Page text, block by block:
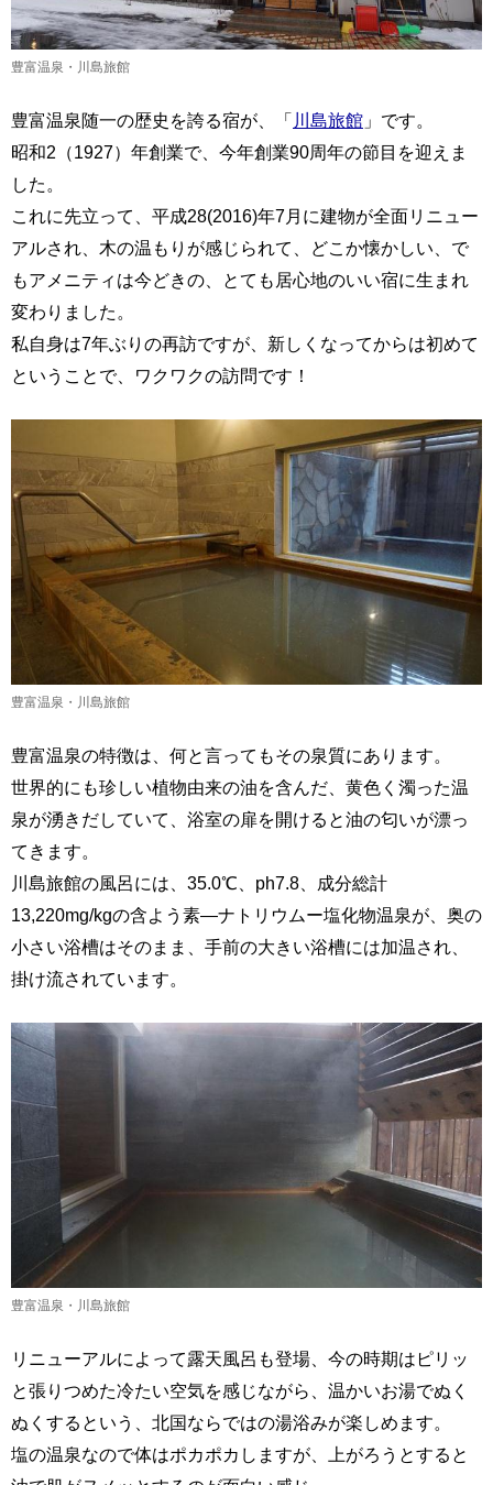
豊富温泉・川島旅館
豊富温泉随一の歴史を誇る宿が、「 川島旅館 」です。
昭和2（1927）年創業で、今年創業90周年の節目を迎えま
した。
これに先立って、平成28(2016)年7月に建物が全面リニュー
アルされ、木の温もりが感じられて、どこか懐かしい、で
もアメニティは今どきの、とても居心地のいい宿に生まれ
変わりました。
私自身は7年ぶりの再訪ですが、新しくなってからは初めて
ということで、ワクワクの訪問です！
豊富温泉・川島旅館
豊富温泉の特徴は、何と言ってもその泉質にあります。
世界的にも珍しい植物由来の油を含んだ、黄色く濁った温
泉が湧きだしていて、浴室の扉を開けると油の匂いが漂っ
てきます。
川島旅館の風呂には、35.0℃、ph7.8、成分総計
13,220mg/kgの含よう素―ナトリウムー塩化物温泉が、奥の
小さい浴槽はそのまま、手前の大きい浴槽には加温され、
掛け流されています。
豊富温泉・川島旅館
リニューアルによって露天風呂も登場、今の時期はピリッ
と張りつめた冷たい空気を感じながら、温かいお湯でぬく
ぬくするという、北国ならではの湯浴みが楽しめます。
塩の温泉なので体はポカポカしますが、上がろうとすると